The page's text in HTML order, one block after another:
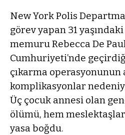
New York Polis
görev yapan 31
memuru Rebecca De
Cumhuriyeti’nde
çıkarma operasyonunun
komplikasyonlar
Üç çocuk annesi olan
ölümü, hem
yasa boğdu.